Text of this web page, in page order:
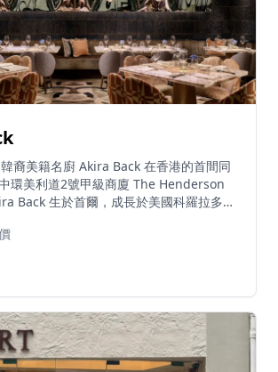
裔美籍名廚 Akira Back 在香港的首間同
環美利道2號甲級商廈 The Henderson
Back 生於首爾，成長於美國科羅拉多
治（Masaharu Morimoto）等殿堂級廚
新加坡及首爾等地。餐廳以日式烹調技藝
餐體驗。招牌菜包括 AB Tuna Pizza（薄
拿魚刺身、柚子醬及白松露油）、Toro
子醬及九款靈感源自韓國宮廷菜九折坂的
Brother from Another Mother 卷（鰻